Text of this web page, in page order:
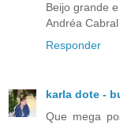
Beijo grande
Andréa Cabral
Responder
karla dote -
Que mega